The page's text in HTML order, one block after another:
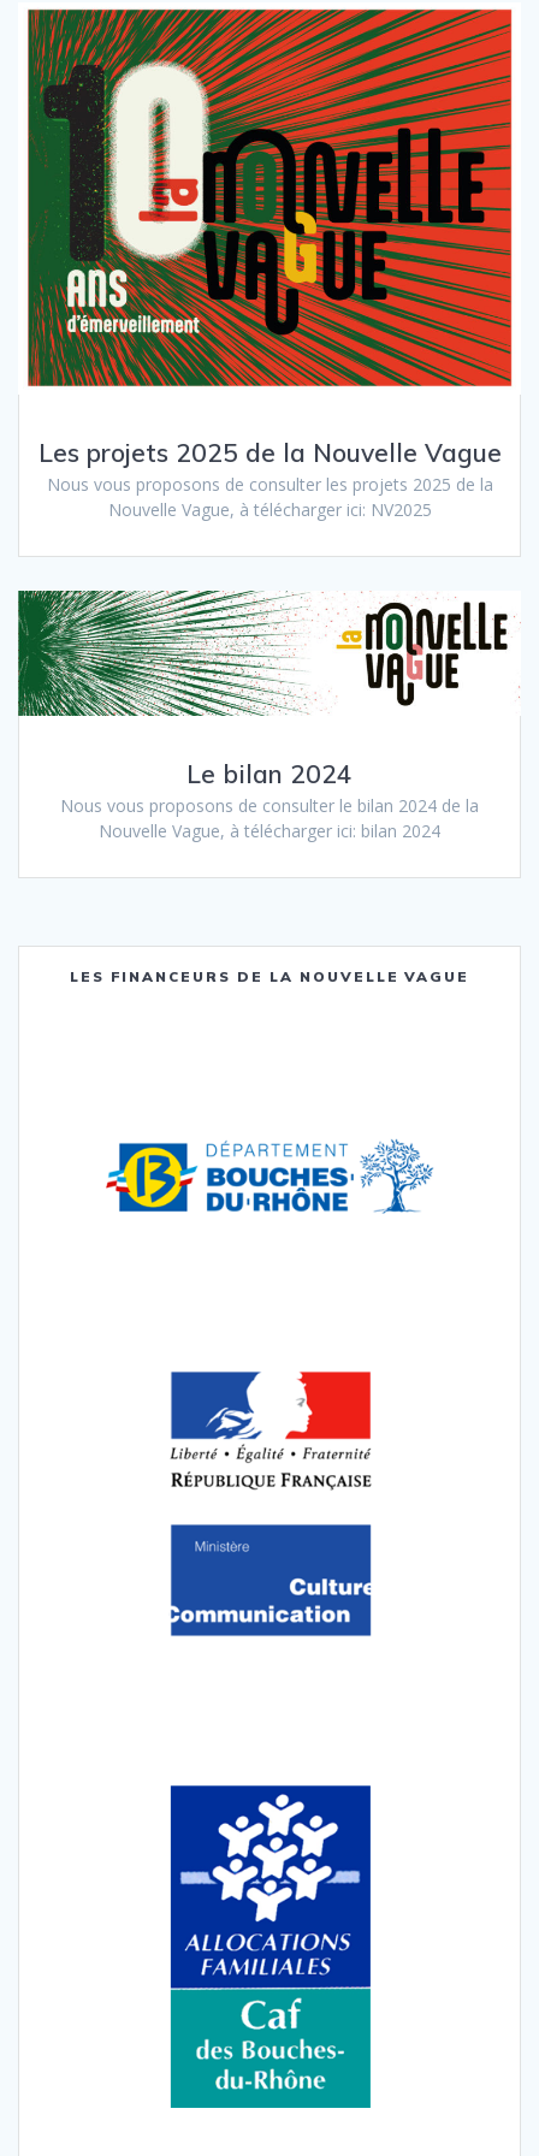
Les projets 2025 de la Nouvelle Vague
Nous vous proposons de consulter les projets 2025 de la
Nouvelle Vague, à télécharger ici: NV2025
Le bilan 2024
Nous vous proposons de consulter le bilan 2024 de la
Nouvelle Vague, à télécharger ici: bilan 2024
LES FINANCEURS DE LA NOUVELLE VAGUE